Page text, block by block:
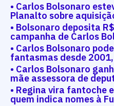
• Carlos Bolsonaro
Planalto sobre
• Bolsonaro deposita
campanha de Carlos
• Carlos Bolsonaro
fantasmas desde
• Carlos Bolsonaro
mãe assessora de
• Regina vira fantoche
quem indica nomes à